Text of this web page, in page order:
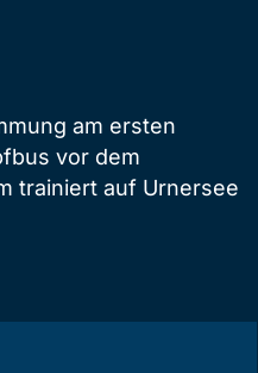
am ersten
vor dem
trainiert auf Urnersee